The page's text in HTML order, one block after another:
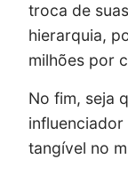
troca de
hierarquia,
milhões por
No fim, seja
tangível no